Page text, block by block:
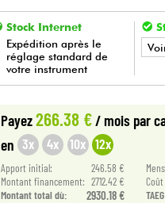
Stock Internet
Expédition après le
réglage standard de
votre instrument
• Star
Payez266.38 €/ mois par
en 3x 4x 10x 12x
Apport initial: 246.58 €
Montant financement: 2712.42 €
Montant total dù:
2930.18 €